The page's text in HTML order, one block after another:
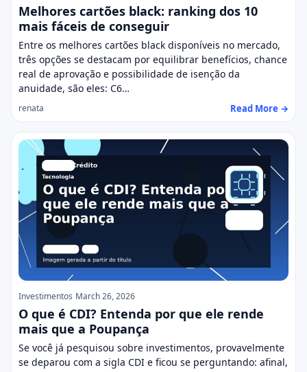
Melhores cartões black: ranking dos 10
mais fáceis de conseguir
Entre os melhores cartões black disponíveis no mercado,
três opções se destacam por equilibrar benefícios, chance
real de aprovação e possibilidade de isenção da
anuidade, são eles: C6…
renata Read More →
Investimentos March 26, 2026
O que é CDI? Entenda por que ele rende
mais que a Poupança
Se você já pesquisou sobre investimentos, provavelmente
se deparou com a sigla CDI e ficou se perguntando: afinal,